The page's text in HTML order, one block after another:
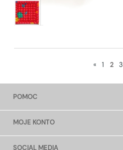
« 1 2 3
POMOC
MOJE KONTO
SOCIAL MEDIA